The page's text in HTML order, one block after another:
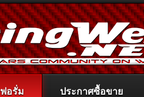
ฟอรั่ม ประกาศซื้อขาย